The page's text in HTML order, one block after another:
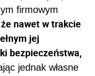
firmowym
nawet w trakcie
jej
bezpieczeństwa,
jednak własne